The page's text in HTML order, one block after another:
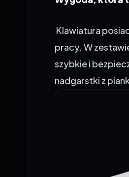
pracy. W
szybkie i
nadgarstki z